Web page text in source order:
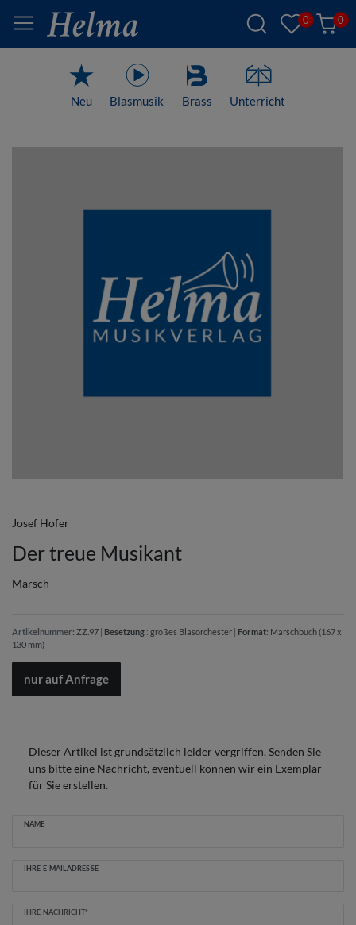
0 0
Neu Blasmusik Brass Unterricht
Josef Hofer
Der treue Musikant
Marsch
Artikelnummer: ZZ.97 | Besetzung : großes Blasorchester | Format: Marschbuch (167 x
130 mm)
nur auf Anfrage
Dieser Artikel ist grundsätzlich leider vergriffen. Senden Sie
uns bitte eine Nachricht, eventuell können wir ein Exemplar
für Sie erstellen.
NAME
IHRE E-MAILADRESSE
IHRE NACHRICHT*
Ceres::Template.mailFormHoneypotLabel